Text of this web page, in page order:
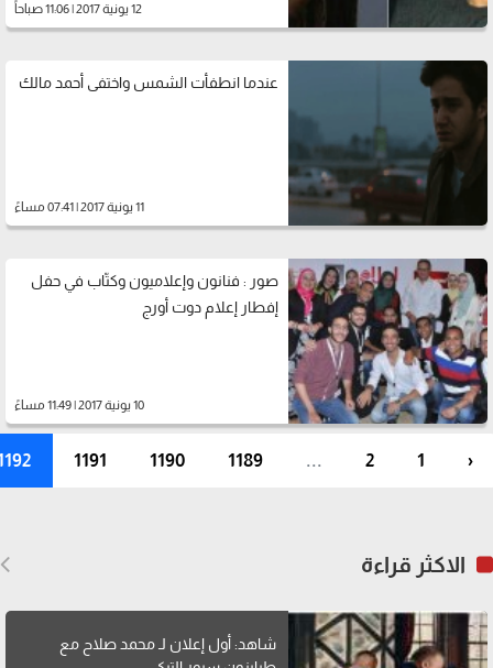
12 يونية 2017 | 11:06 صباحاً
عندما انطفأت الشمس واختفى أحمد مالك
11 يونية 2017 | 07:41 مساءً
صور : فنانون وإعلاميون وكتّاب في حفل
إفطار إعلام دوت أورج
10 يونية 2017 | 11:49 مساءً
‹
1
2
...
1189
1190
1191
الاكثر قراءة
شاهد: أول إعلان لـ محمد صلاح مع